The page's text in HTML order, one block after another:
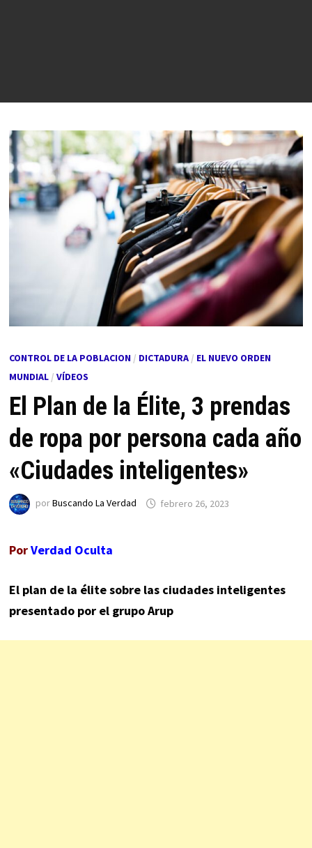
CONTROL DE LA POBLACION/ DICTADURA/ EL NUEVO ORDEN
MUNDIAL/ VÍDEOS
El Plan de la Élite, 3 prendas
de ropa por persona cada año
«Ciudades inteligentes»
porBuscando La Verdad febrero 26, 2023
PorVerdad Oculta
El plan de la élite sobre las ciudades inteligentes
presentado por el grupo Arup